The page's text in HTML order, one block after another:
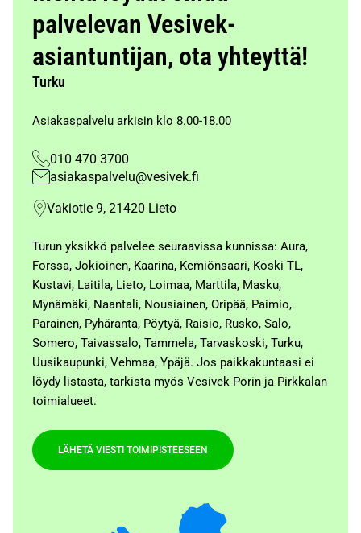
palvelevan Vesivek-
asiantuntijan, ota yhteyttä!
Turku
Asiakaspalvelu arkisin klo 8.00-18.00
010 470 3700
asiakaspalvelu@vesivek.fi
Vakiotie 9, 21420 Lieto
Turun yksikkö palvelee seuraavissa kunnissa: Aura,
Forssa, Jokioinen, Kaarina, Kemiönsaari, Koski TL,
Kustavi, Laitila, Lieto, Loimaa, Marttila, Masku,
Mynämäki, Naantali, Nousiainen, Oripää, Paimio,
Parainen, Pyhäranta, Pöytyä, Raisio, Rusko, Salo,
Somero, Taivassalo, Tammela, Tarvaskoski, Turku,
Uusikaupunki, Vehmaa, Ypäjä. Jos paikkakuntaasi ei
löydy listasta, tarkista myös Vesivek Porin ja Pirkkalan
toimialueet.
LÄHETÄ VIESTI TOIMIPISTEESEEN